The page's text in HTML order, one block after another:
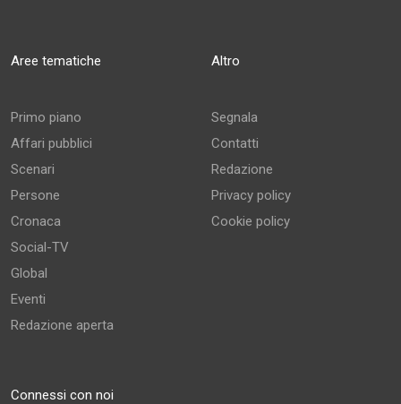
Aree tematiche
Primo piano
Affari pubblici
Scenari
Persone
Cronaca
Social-TV
Global
Eventi
Redazione aperta
Altro
Segnala
Contatti
Redazione
Privacy policy
Cookie policy
Connessi con noi